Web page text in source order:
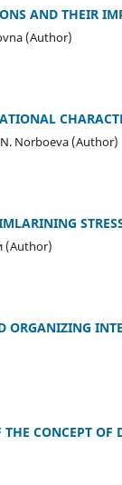
AND THEIR
(Author)
Norboeva (Author)
(Author)
CONCEPT OF